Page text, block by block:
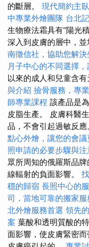
的斷層。 現代簡約主
中專業外燴團隊 台北
生物療法霜具有“陽光
深入到皮膚的層中，並
南徵信社，協助您解
月子中心的不同選擇
以來的成人和兒童含
與介紹 撿骨服務，專
師專業課程 該產品是
皮脂生產。 皮膚科醫
品，不會引起過敏反應
點心外燴，讓您的會
照申請的必要步驟與
眾所周知的俄羅斯品
線輻射的負面影響。
穩的歸宿 長照中心的
司，當地可靠的搬家
北外燴服務首選 領先
案 葉酸和透明質酸的
面影響，使皮膚緊密